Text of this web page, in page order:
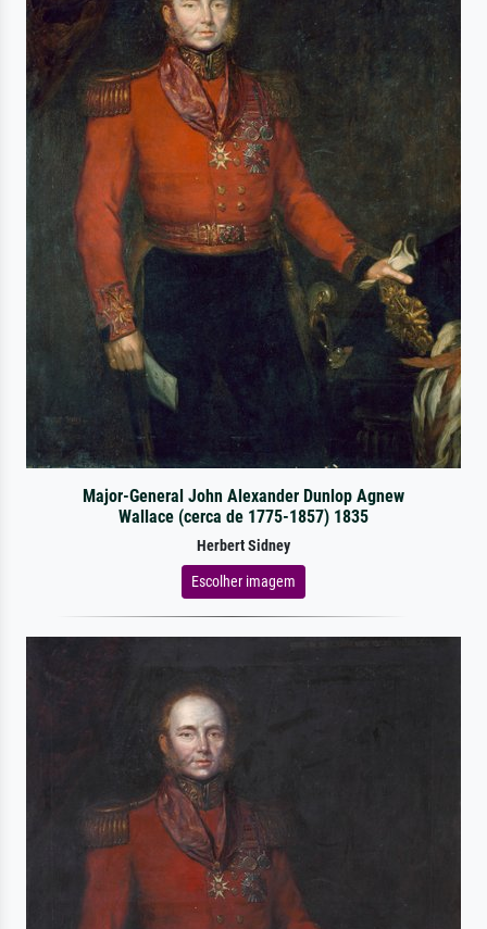
Major-General John Alexander Dunlop Agnew
Wallace (cerca de 1775-1857) 1835
Herbert Sidney
Escolher imagem